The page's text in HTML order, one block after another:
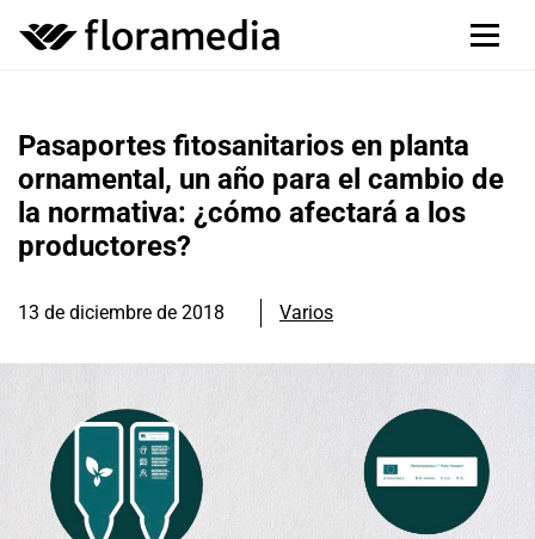
Pasaportes fitosanitarios en planta
ornamental, un año para el cambio de
la normativa: ¿cómo afectará a los
productores?
13 de diciembre de 2018 Varios